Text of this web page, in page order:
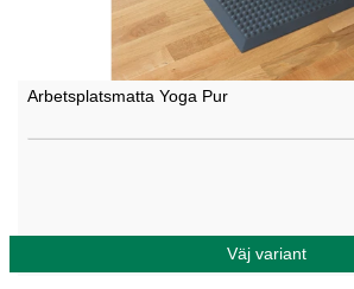
Arbetsplatsmatta Yoga Pur
Väj variant